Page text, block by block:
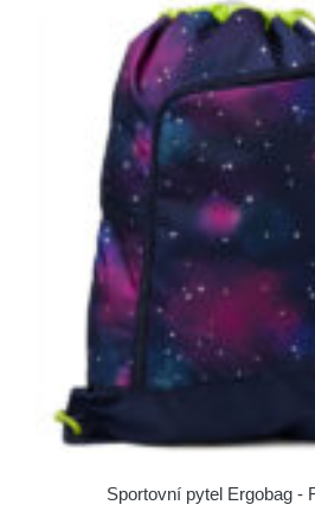
Sportovní pytel Ergobag -